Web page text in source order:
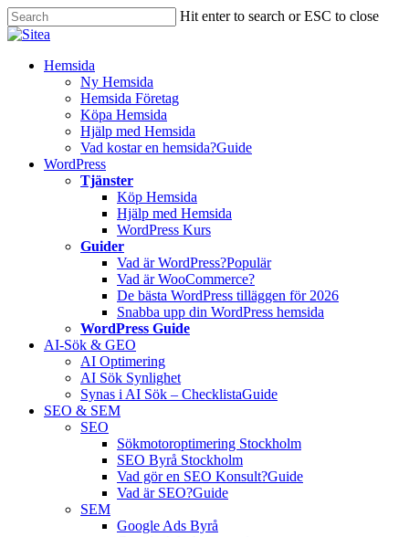
Skip
to
content
Hit enter to search or ESC to close
Close
InnehållHemsida
Ny Hemsida
Hemsida Företag
Köpa Hemsida
Hjälp med Hemsida
Vad kostar en hemsida?Guide
WordPress
Tjänster
Köp Hemsida
Hjälp med Hemsida
WordPress Kurs
Guider
Vad är WordPress?Populär
Vad är WooCommerce?
De bästa WordPress tilläggen för 2026
Snabba upp din WordPress hemsida
WordPress Guide
AI-Sök & GEO
AI Optimering
AI Sök Synlighet
Synas i AI Sök – ChecklistaGuide
SEO & SEM
SEO
Sökmotoroptimering Stockholm
SEO Byrå Stockholm
Vad gör en SEO Konsult?Guide
Vad är SEO?Guide
SEM
Google Ads Byrå